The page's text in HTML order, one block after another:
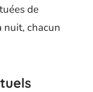
de
nuit, chacun